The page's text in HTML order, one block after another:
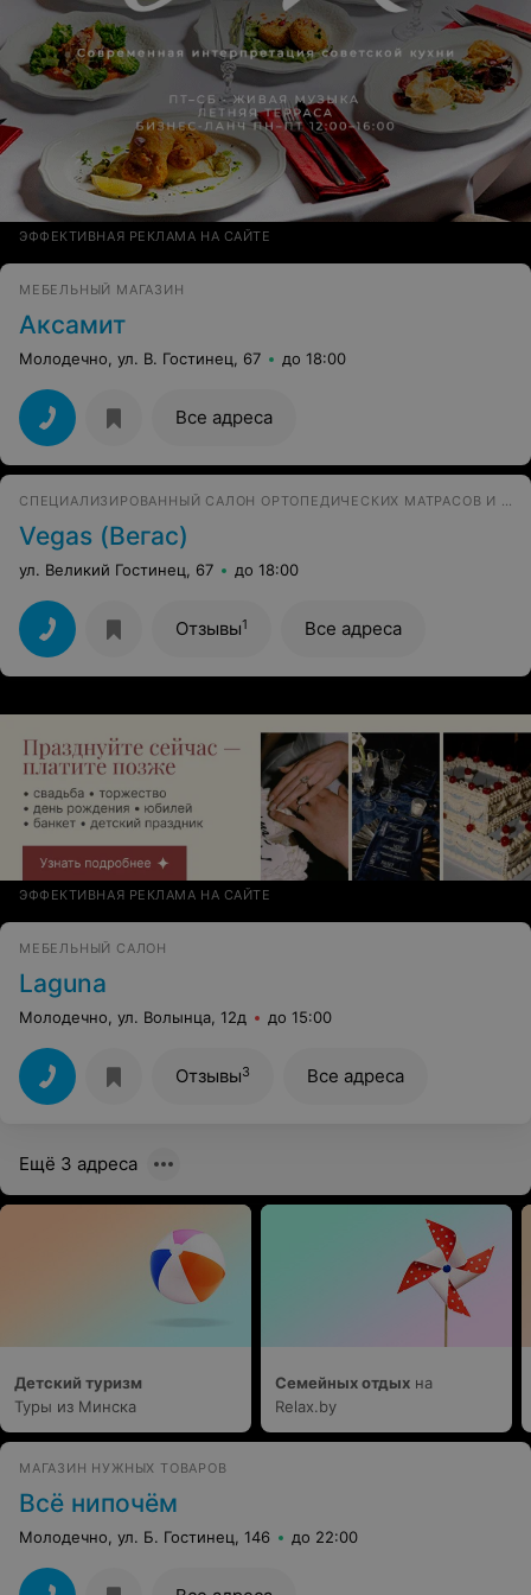
ЭФФЕКТИВНАЯ РЕКЛАМА НА САЙТЕ
МЕБЕЛЬНЫЙ МАГАЗИН
Аксамит
Молодечно, ул. В. Гостинец, 67 до 18:00
Все адреса
СПЕЦИАЛИЗИРОВАННЫЙ САЛОН ОРТОПЕДИЧЕСКИХ МАТРАСОВ И АКСЕССУАРОВ ДЛЯ СНА
Vegas (Вегас)
ул. Великий Гостинец, 67 до 18:00
Отзывы1 Все адреса
ЭФФЕКТИВНАЯ РЕКЛАМА НА САЙТЕ
МЕБЕЛЬНЫЙ САЛОН
Laguna
Молодечно, ул. Волынца, 12д до 15:00
Отзывы3 Все адреса
Ещё 3 адреса
Детский туризм
Туры из Минска
Семейных отдых на
Relax.by
МАГАЗИН НУЖНЫХ ТОВАРОВ
Всё нипочём
Молодечно, ул. Б. Гостинец, 146 до 22:00